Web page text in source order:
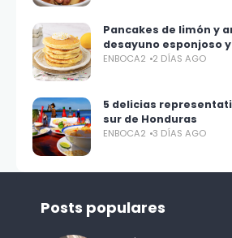
Pancakes de limón y
desayuno esponjoso
ENBOCA2 2 DÍAS AGO
5 delicias
sur de Honduras
ENBOCA2 3 DÍAS AGO
Posts populares